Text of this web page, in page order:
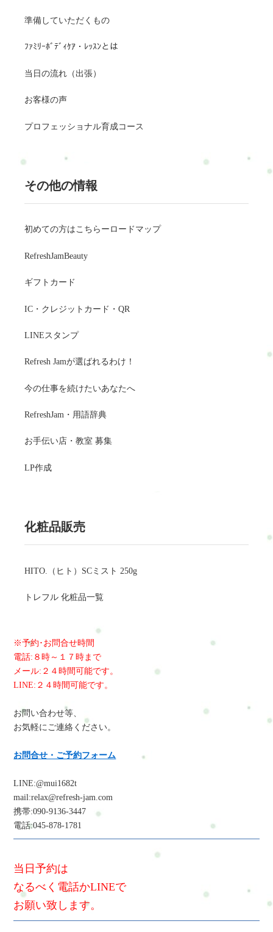
準備していただくもの
ﾌｧﾐﾘｰﾎﾞﾃﾞｨｹｱ・ﾚｯｽﾝとは
当日の流れ（出張）
お客様の声
プロフェッショナル育成コース
その他の情報
初めての方はこちらーロードマップ
RefreshJamBeauty
ギフトカード
IC・クレジットカード・QR
LINEスタンプ
Refresh Jamが選ばれるわけ！
今の仕事を続けたいあなたへ
RefreshJam・用語辞典
お手伝い店・教室 募集
LP作成
化粧品販売
HITO.（ヒト）SCミスト 250g
トレフル 化粧品一覧
※予約･お問合せ時間
電話:８時～１７時まで
メール:２４時間可能です。
LINE:２４時間可能です。
お問い合わせ等、
お気軽にご連絡ください。
お問合せ・ご予約フォーム
LINE:@mui1682t
mail:relax@refresh-jam.com
携帯:090-9136-3447
電話:045-878-1781
当日予約は
なるべく電話かLINEで
お願い致します。